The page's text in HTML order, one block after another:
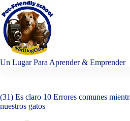
Saltar
al
contenido
Un Lugar Para Aprender & Emprender
(31) Es claro 10 Errores comunes
nuestros gatos